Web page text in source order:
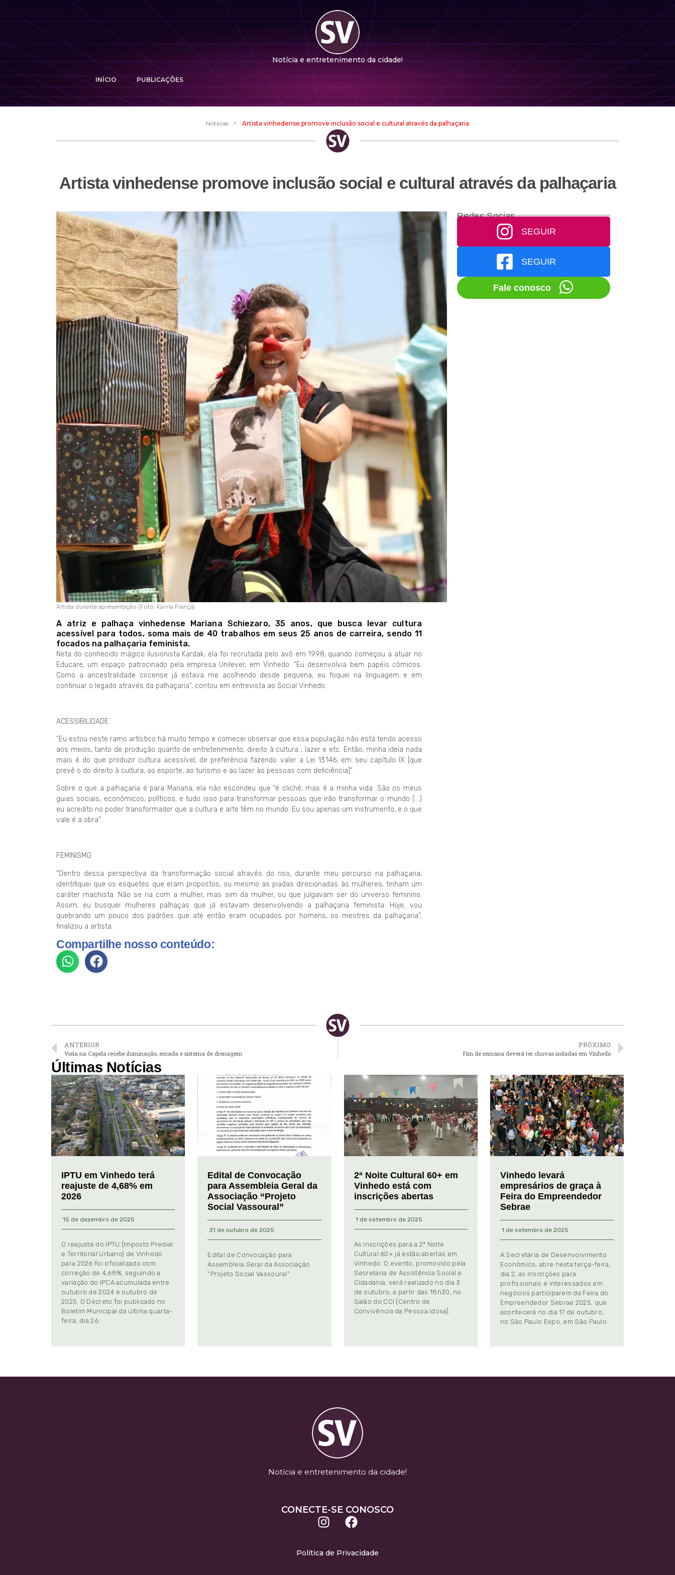
Notícia e entretenimento da cidade!
INÍCIO PUBLICAÇÕES
Notícias > Artista vinhedense promove inclusão social e cultural através da palhaçaria
Artista vinhedense promove inclusão social e cultural através da palhaçaria
Artista durante apresentação (Foto: Karina França)
A atriz e palhaça vinhedense Mariana Schiezaro, 35 anos, que busca levar cultura
acessível para todos, soma mais de 40 trabalhos em seus 25 anos de carreira, sendo 11
focados na palhaçaria feminista.
Neta do conhecido mágico ilusionista Kardak, ela foi recrutada pelo avô em 1998, quando começou a atuar no
Educare, um espaço patrocinado pela empresa Unilever, em Vinhedo. “Eu desenvolvia bem papéis cômicos.
Como a ancestralidade circense já estava me acolhendo desde pequena, eu foquei na linguagem e em
continuar o legado através da palhaçaria”, contou em entrevista ao Social Vinhedo.
ACESSIBILIDADE
“Eu estou neste ramo artístico há muito tempo e comecei observar que essa população não está tendo acesso
aos meios, tanto de produção quanto de entretenimento, direito à cultura , lazer e etc. Então, minha ideia nada
mais é do que produzir cultura acessível, de preferência fazendo valer a Lei 13.146, em seu capítulo IX [que
prevê o do direito à cultura, ao esporte, ao turismo e ao lazer às pessoas com deficiência]” .
Sobre o que a palhaçaria é para Mariana, ela não escondeu que “é clichê, mas é a minha vida. São os meus
guias sociais, econômicos, políticos, e tudo isso para transformar pessoas que irão transformar o mundo (…)
eu acredito no poder transformador que a cultura e arte têm no mundo. Eu sou apenas um instrumento, e o que
vale é a obra”.
FEMINISMO
“Dentro dessa perspectiva da transformação social através do riso, durante meu percurso na palhaçaria,
identifiquei que os esquetes que eram propostos, ou mesmo as piadas direcionadas às mulheres, tinham um
caráter machista. Não se ria com a mulher, mas sim da mulher, ou que julgavam ser do universo feminino.
Assim, eu busquei mulheres palhaças que já estavam desenvolvendo a palhaçaria feminista. Hoje, vou
quebrando um pouco dos padrões que até então eram ocupados por homens, os mestres da palhaçaria”,
finalizou a artista.
Compartilhe nosso conteúdo:
Redes Socias
SEGUIR
SEGUIR
Fale conosco
ANTERIOR
Viela na Capela recebe iluminação, escada e sistema de drenagem
PRÓXIMO
Fim de semana deverá ter chuvas isoladas em Vinhedo
Últimas Notícias
IPTU em Vinhedo terá
reajuste de 4,68% em
2026
15 de dezembro de 2025
O reajuste do IPTU (Imposto Predial
e Territorial Urbano) de Vinhedo
para 2026 foi oficializado com
correção de 4,68%, seguindo a
variação do IPCA acumulada entre
outubro de 2024 e outubro de
2025. O Decreto foi publicado no
Boletim Municipal da última quarta-
feira, dia 26.
Edital de Convocação
para Assembleia Geral da
Associação “Projeto
Social Vassoural”
31 de outubro de 2025
Edital de Convocação para
Assembleia Geral da Associação
“Projeto Social Vassoural”
2ª Noite Cultural 60+ em
Vinhedo está com
inscrições abertas
1 de setembro de 2025
As inscrições para a 2ª Noite
Cultural 60+ já estão abertas em
Vinhedo. O evento, promovido pela
Secretaria de Assistência Social e
Cidadania, será realizado no dia 3
de outubro, a partir das 18h30, no
Salão do CCI (Centro de
Convivência da Pessoa Idosa).
Vinhedo levará
empresários de graça à
Feira do Empreendedor
Sebrae
1 de setembro de 2025
A Secretaria de Desenvolvimento
Econômico, abre nesta terça-feira,
dia 2, as inscrições para
profissionais e interessados em
negócios participarem da Feira do
Empreendedor Sebrae 2025, que
acontecerá no dia 17 de outubro,
no São Paulo Expo, em São Paulo.
Notícia e entretenimento da cidade!
CONECTE-SE CONOSCO
Política de Privacidade